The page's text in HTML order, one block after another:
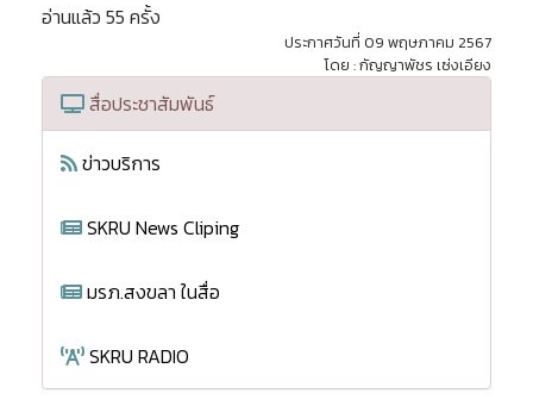
อ่านแล้ว 55 ครั้ง
ประกาศวันที่ 09 พฤษภาคม 2567
โดย : กัญญาพัชร เซ่งเอียง
สื่อประชาสัมพันธ์
ข่าวบริการ
SKRU News Cliping
มรภ.สงขลา ในสื่อ
SKRU RADIO